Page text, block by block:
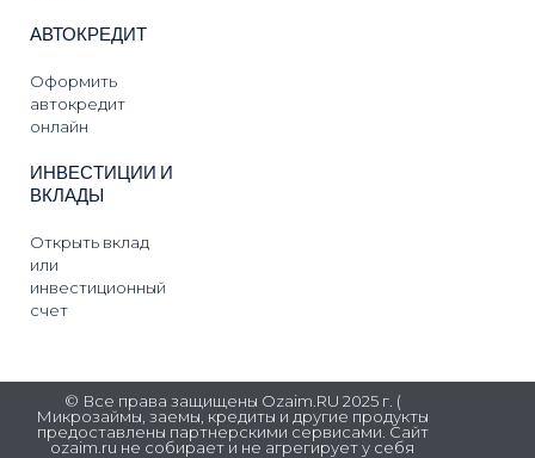
АВТОКРЕДИТ
Оформить
автокредит
онлайн
ИНВЕСТИЦИИ И
ВКЛАДЫ
Открыть вклад
или
инвестиционный
счет
© Все права защищены Ozaim.RU 2025 г. (
Микрозаймы, заемы, кредиты и другие продукты
предоставлены партнерскими сервисами. Сайт
ozaim.ru не собирает и не агрегирует у себя